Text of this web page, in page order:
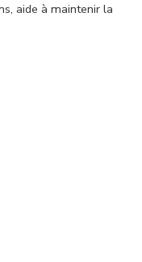
aide à maintenir la